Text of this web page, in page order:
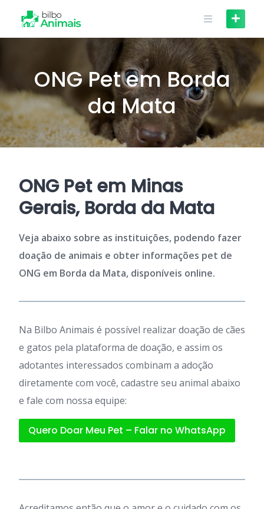
content
ONG Pet em Borda
da Mata
ONG Pet em Minas
Gerais, Borda da Mata
Veja abaixo sobre as instituições, podendo fazer
doação de animais e obter informações pet de
ONG em Borda da Mata, disponíveis online.
Na Bilbo Animais é possível realizar doação de cães
e gatos pela plataforma de doação, e assim os
adotantes interessados combinam a adoção
diretamente com você, cadastre seu animal abaixo
e fale com nossa equipe:
Quero Doar Meu Pet – Falar no WhatsApp